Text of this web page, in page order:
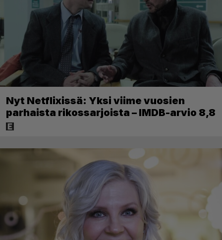
Nyt Netflixissä: Yksi viime vuosien
parhaista rikossarjoista – IMDB-arvio 8,8